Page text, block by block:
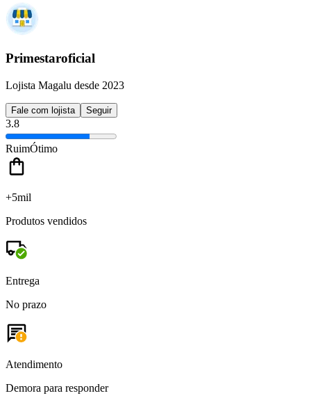
Primestaroficial
Lojista Magalu desde 2023
Fale com lojista Seguir
3.8
RuimÓtimo
+5mil
Produtos vendidos
Entrega
No prazo
Atendimento
Demora para responder